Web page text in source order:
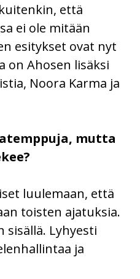
että
ei ole mitään
esitykset ovat nyt
on Ahosen lisäksi
Noora Karma ja
mutta
luulemaan, että
toisten ajatuksia.
sisällä. Lyhyesti
ja